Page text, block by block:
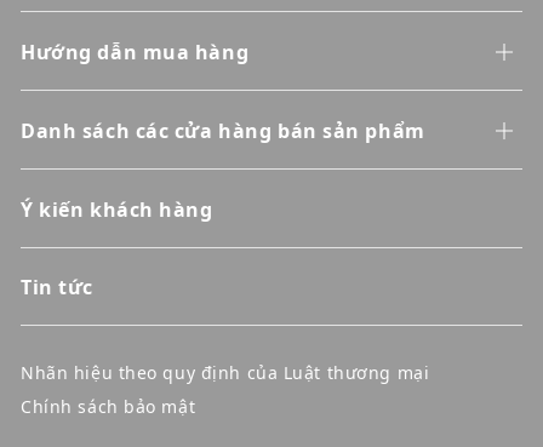
Hướng dẫn mua hàng
Danh sách các cửa hàng bán sản phẩm
Ý kiến khách hàng
Tin tức
Nhãn hiệu theo quy định của Luật thương mại
Chính sách bảo mật